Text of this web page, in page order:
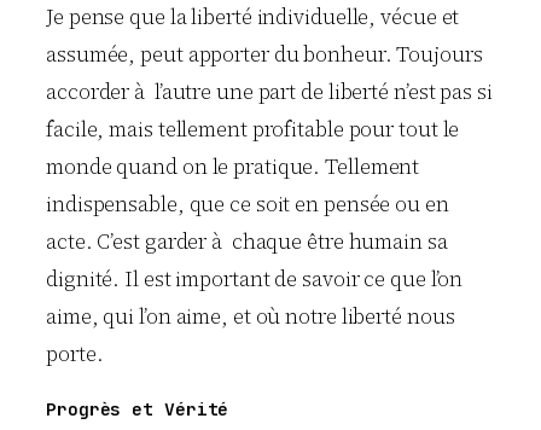
Je pense que la liberté individuelle, vécue et
assumée, peut apporter du bonheur. Toujours
accorder à l’autre une part de liberté n’est pas si
facile, mais tellement profitable pour tout le
monde quand on le pratique. Tellement
indispensable, que ce soit en pensée ou en
acte. C’est garder à chaque être humain sa
dignité. Il est important de savoir ce que l’on
aime, qui l’on aime, et où notre liberté nous
porte.
Progrès et Vérité